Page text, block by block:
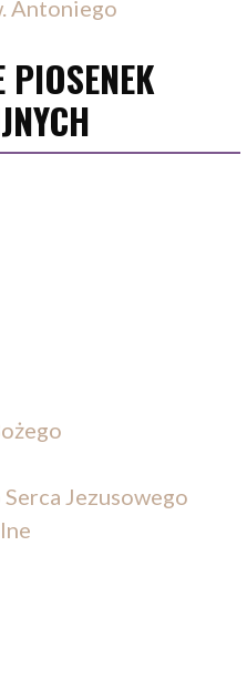
Antoniego
PIOSENEK
Jezusowego